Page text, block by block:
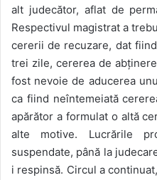
alt judecător, aflat de
Respectivul magistrat a
cererii de recuzare, dat
trei zile, cererea de
fost nevoie de aducerea
ca fiind neîntemeiată
apărător a formulat o altă
alte motive. Lucrările
suspendate, până la
i respinsă. Circul a